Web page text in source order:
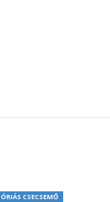
ÓRIÁS CSECSEMŐ